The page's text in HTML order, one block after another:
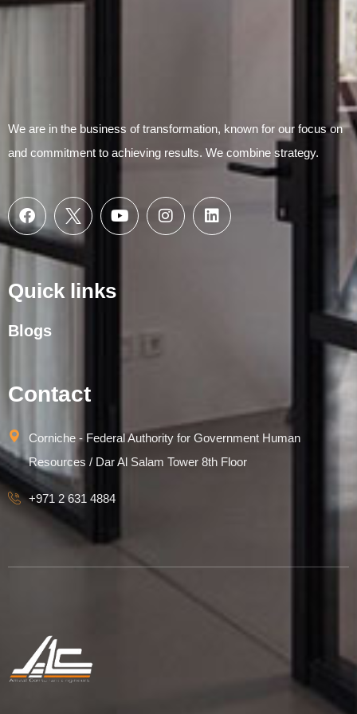
We are in the business of transformation, known for our focus on
and commitment to achieving results. We combine strategy.
Quick links
Blogs
Contact
Corniche - Federal Authority for Government Human
Resources / Dar Al Salam Tower 8th Floor
+971 2 631 4884